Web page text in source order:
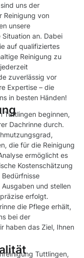
uns der
Reinigung von
unsere
an. Dabei
auf qualifiziertes
Reinigung zu
zuverlässig vor
Expertise – die
in besten Händen!
Tuttlingen beginnen,
Dachrinne durch.
die für die Reinigung
ermöglicht es
Kostenschätzung
und stellen
erfolgt.
die Pflege erhält,
bei der
haben das Ziel, Ihnen
Tuttlingen,